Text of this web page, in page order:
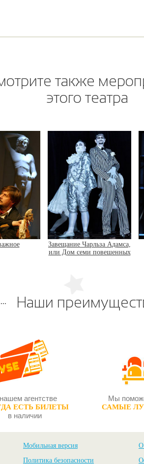
также
этого театра
Адамса,
Безумная из Шайо
Наши
агентстве
ЕСТЬ БИЛЕТЫ
в наличии
Мы
САМЫЕ
Мобильная версия
Политика безопасности
О